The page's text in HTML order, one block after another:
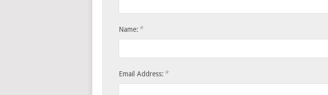
Name: *
Email Address: *